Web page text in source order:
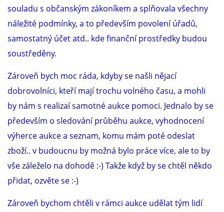
souladu s občanským zákoníkem a splňovala všechny
náležité podmínky, a to především povolení úřadů,
samostatný účet atd.. kde finanční prostředky budou
soustředěny.
Zároveň bych moc ráda, kdyby se našli nějací
dobrovolníci, kteří mají trochu volného času, a mohli
by nám s realizaí samotné aukce pomoci. Jednalo by se
především o sledování průběhu aukce, vyhodnocení
výherce aukce a seznam, komu mám poté odeslat
zboží.. v budoucnu by možná bylo práce více, ale to by
vše záleželo na dohodě :-) Takže když by se chtěl někdo
přidat, ozvěte se :-)
Zároveň bychom chtěli v rámci aukce udělat tým lidí